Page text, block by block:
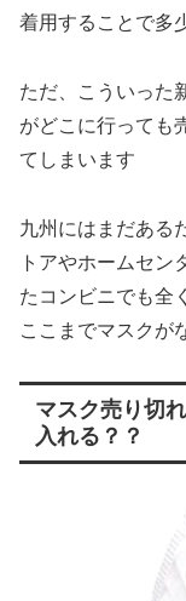
着用することで多
ただ、こういった
がどこに行っても
てしまいます
九州にはまだある
トアやホームセン
たコンビニでも全
ここまでマスクが
マスク売り切
入れる？？